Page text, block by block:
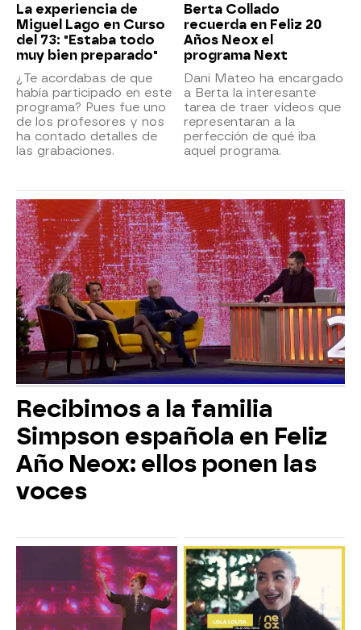
La experiencia de
Miguel Lago en Curso
del 73: "Estaba todo
muy bien preparado"
¿Te acordabas de que
había participado en este
programa? Pues fue uno
de los profesores y nos
ha contado detalles de
las grabaciones.
Berta Collado
recuerda en Feliz 20
Años Neox el
programa Next
Dani Mateo ha encargado
a Berta la interesante
tarea de traer vídeos que
representaran a la
perfección de qué iba
aquel programa.
Recibimos a la familia
Simpson española en Feliz
Año Neox: ellos ponen las
voces